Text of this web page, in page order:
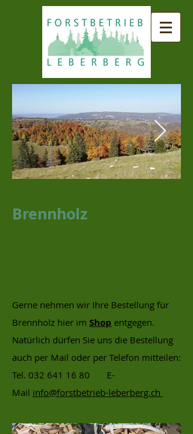
Brennholz
Gerne nehmen wir Ihre Bestellung für
Brennholz hier im Shop entgegen.
Natürlich dürfen Sie uns die Bestellung
auch per Mail oder per Telefon mitteilen:
Tel. 032 641 16 80 E-
Mail info@forstbetrieb-leberberg.ch